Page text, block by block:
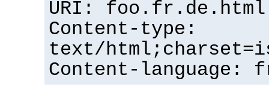
URI: foo.fr.de.html
Content-type:
text/
Content-language: